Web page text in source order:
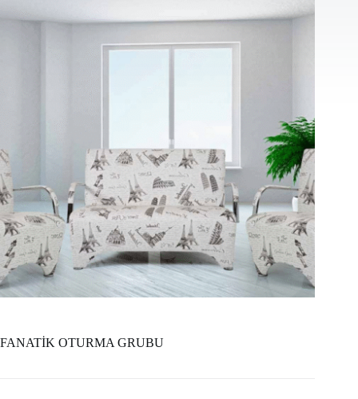
FANATİK OTURMA GRUBU